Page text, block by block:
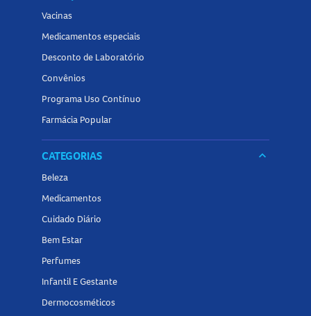
Vacinas
Medicamentos especiais
Desconto de Laboratório
Convênios
Programa Uso Contínuo
Farmácia Popular
CATEGORIAS keyboard_arrow_down
Beleza
Medicamentos
Cuidado Diário
Bem Estar
Perfumes
Infantil E Gestante
Dermocosméticos